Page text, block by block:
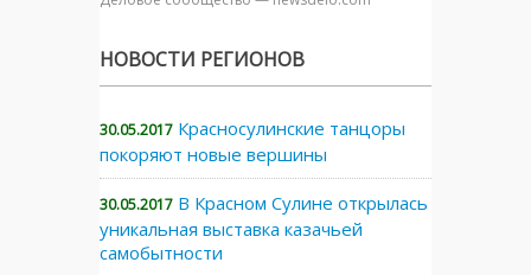
НОВОСТИ РЕГИОНОВ
30.05.2017 Красносулинские танцоры
покоряют новые вершины
30.05.2017 В Красном Сулине открылась
уникальная выставка казачьей
самобытности